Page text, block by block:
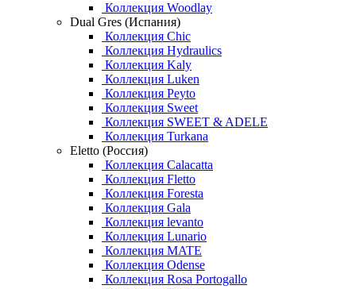
Коллекция Woodlay
Dual Gres (Испания)
Коллекция Chic
Коллекция Hydraulics
Коллекция Kaly
Коллекция Luken
Коллекция Peyto
Коллекция Sweet
Коллекция SWEET & ADELE
Коллекция Turkana
Eletto (Россия)
Коллекция Calacatta
Коллекция Fletto
Коллекция Foresta
Коллекция Gala
Коллекция levanto
Коллекция Lunario
Коллекция MATE
Коллекция Odense
Коллекция Rosa Portogallo